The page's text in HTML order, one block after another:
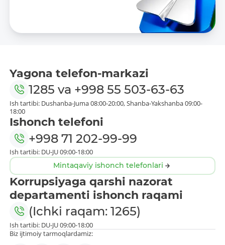
Yagona telefon-markazi
1285 va +998 55 503-63-63
Ish tartibi: Dushanba-Juma 08:00-20:00, Shanba-Yakshanba 09:00-
18:00
Ishonch telefoni
+998 71 202-99-99
Ish tartibi: DU-JU 09:00-18:00
Mintaqaviy ishonch telefonlari
Korrupsiyaga qarshi nazorat
departamenti ishonch raqami
(Ichki raqam: 1265)
Ish tartibi: DU-JU 09:00-18:00
Biz ijtimoiy tarmoqlardamiz: